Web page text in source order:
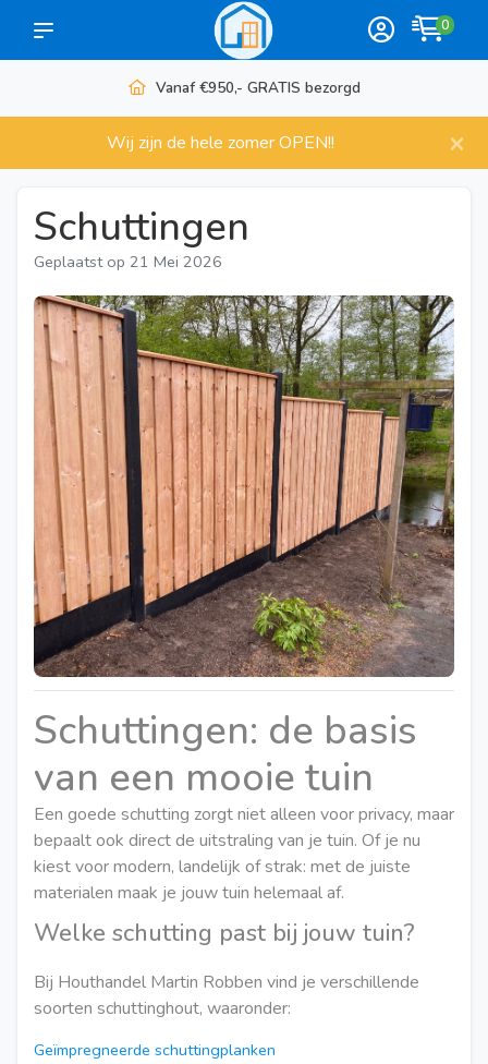
0
Meer dan 1000 artikelen
Wij zijn de hele zomer OPEN!! ×
Schuttingen
Geplaatst op 21 Mei 2026
Schuttingen: de basis
van een mooie tuin
Een goede schutting zorgt niet alleen voor privacy, maar
bepaalt ook direct de uitstraling van je tuin. Of je nu
kiest voor modern, landelijk of strak: met de juiste
materialen maak je jouw tuin helemaal af.
Welke schutting past bij jouw tuin?
Bij Houthandel Martin Robben vind je verschillende
soorten schuttinghout, waaronder:
Geïmpregneerde schuttingplanken